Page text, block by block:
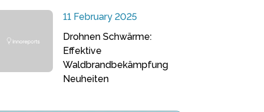
11 February 2025
Drohnen Schwärme:
Effektive
Waldbrandbekämpfung
Neuheiten